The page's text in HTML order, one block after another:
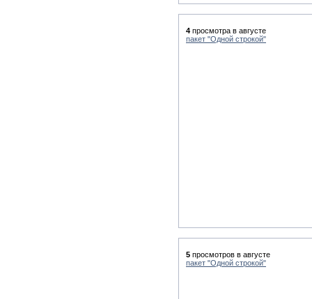
4 просмотра в августе
пакет "Одной строкой"
5 просмотров в августе
пакет "Одной строкой"